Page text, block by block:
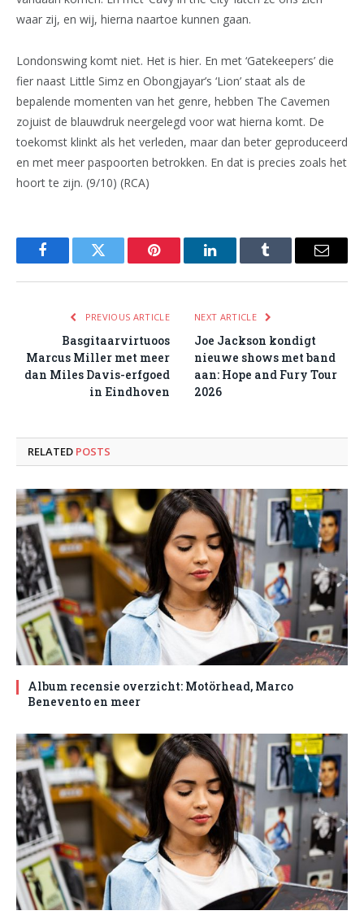
waar zij, en wij, hierna naartoe kunnen gaan.
Londonswing komt niet. Het is hier. En met ‘Gatekeepers’ die
fier naast Little Simz en Obongjayar’s ‘Lion’ staat als de
bepalende momenten van het genre, hebben The Cavemen
zojuist de blauwdruk neergelegd voor wat hierna komt. De
toekomst klinkt als het verleden, maar dan beter geproduceerd
en met meer paspoorten betrokken. En dat is precies zoals het
hoort te zijn. (9/10) (RCA)
FacebookTwitter Pinterest LinkedInTumblr Email
PREVIOUS ARTICLE
Basgitaarvirtuoos
Marcus Miller met meer
dan Miles Davis-erfgoed
in Eindhoven
NEXT ARTICLE
Joe Jackson kondigt
nieuwe shows met band
aan: Hope and Fury Tour
2026
RELATED POSTS
Album recensie overzicht: Motörhead, Marco
Benevento en meer